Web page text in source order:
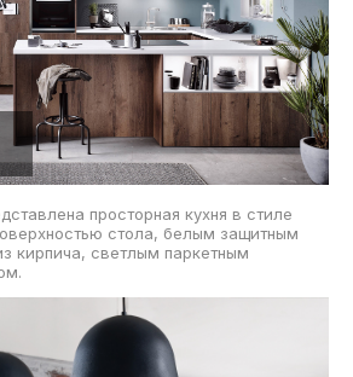
просторная кухня в стиле
стола, белым защитным
кирпича, светлым паркетным